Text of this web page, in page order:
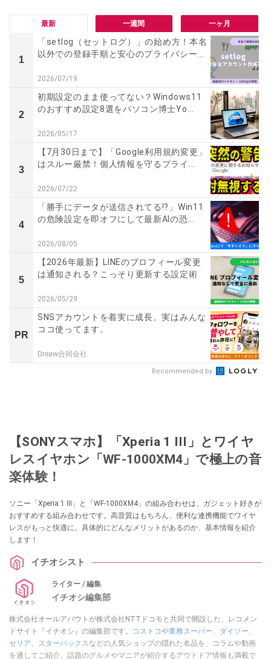
最新 一週間 一ヶ月
1
「setlog（セットログ）」の始め方！本名
以外での登録手順と安心のプライバシー...
2026/07/19
2
初期設定のまま使ってない？Windows11
のおすすめ設定8選をパソコン博士Yo...
2026/05/17
3
【7月30日まで】「Google利用規約変更」
はスルー厳禁！個人情報を守るプライ...
2026/07/22
4
「勝手にデータが送信されてる!?」Win11
の危険設定を即オフにして最新AIの恐...
2026/08/05
5
【2026年最新】LINEのプロフィール変更
は通知される？こっそり更新する設定術
2026/05/29
PR
SNSアカウントを着実に成長。実はみんな
ココ使ってます。
Dreaw合同会社
Recommended by
【SONYスマホ】「Xperia 1 III」とワイヤ
レスイヤホン「WF-1000XM4」で極上の音
楽体験！
ソニー「Xperia 1 III」と「WF-1000XM4」の組み合わせは、ガジェット好きが
おすすめする組み合わせです。高音質はもちろん、便利な連携機能でワイヤ
レスがもっと快適に。具体的にどんなメリットがあるのか、基本情報を紹介
します！
イチオシスト
ライター / 編集
イチオシ編集部
株式会社オールアバウトが株式会社NTTドコモと共同で開設した、レコメン
ドサイト『イチオシ』の編集部です。
コストコや業務スーパー、 ダイソー、
セリア、 スターバックスなどの人気ショップの隠れた名品を、コラムや動画
を通してご紹介。話題のグルメやマニアが紹介するアウトドア情報も満載で